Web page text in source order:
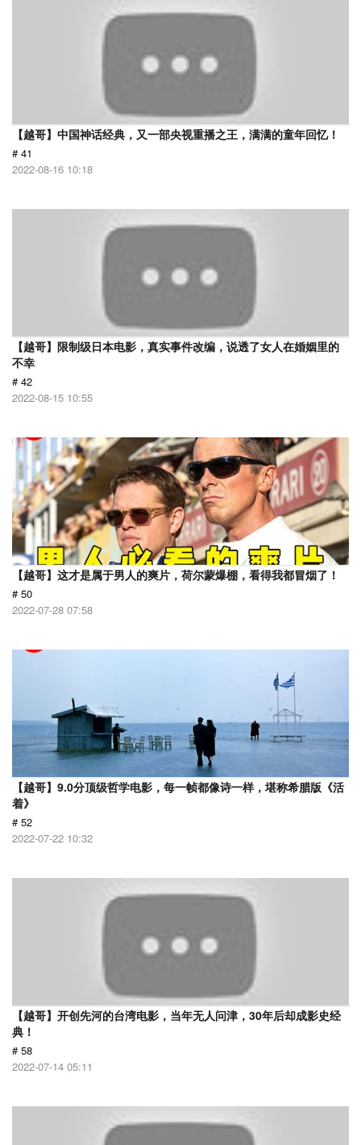
【越哥】中国神话经典，又一部央视重播之王，满满的童年回忆！
# 41
2022-08-16 10:18
【越哥】限制级日本电影，真实事件改编，说透了女人在婚姻里的
不幸
# 42
2022-08-15 10:55
【越哥】这才是属于男人的爽片，荷尔蒙爆棚，看得我都冒烟了！
# 50
2022-07-28 07:58
【越哥】9.0分顶级哲学电影，每一帧都像诗一样，堪称希腊版《活
着》
# 52
2022-07-22 10:32
【越哥】开创先河的台湾电影，当年无人问津，30年后却成影史经
典！
# 58
2022-07-14 05:11